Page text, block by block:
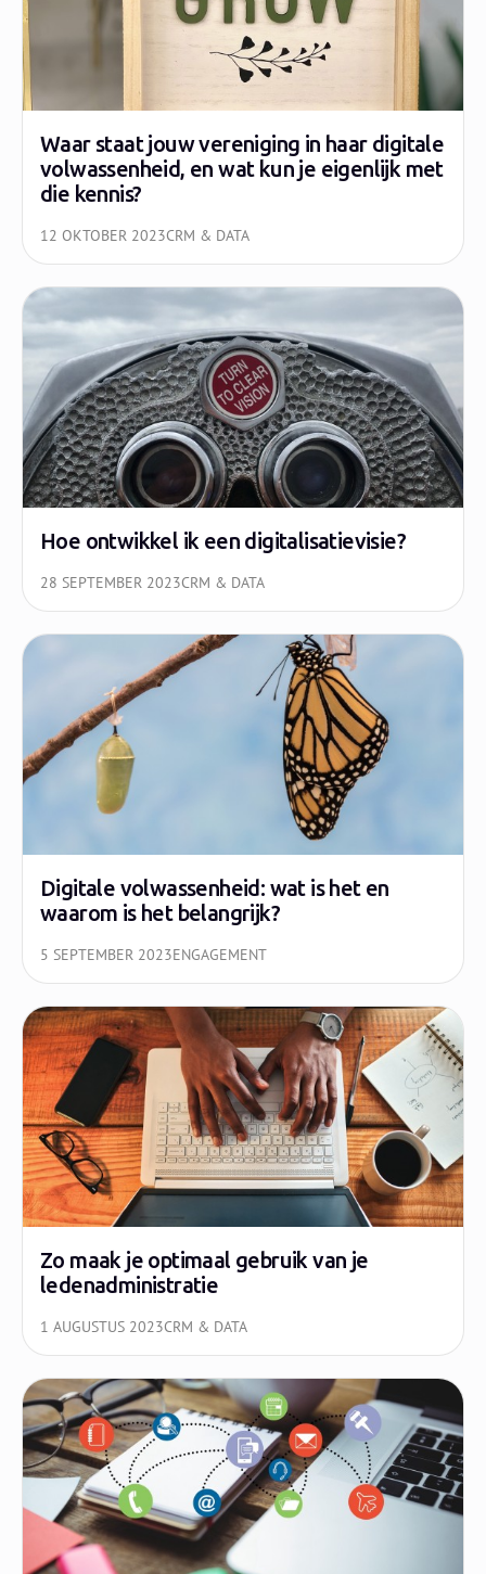
Waar staat jouw vereniging in haar digitale
volwassenheid, en wat kun je eigenlijk met
die kennis?
12 OKTOBER 2023CRM & DATA
Hoe ontwikkel ik een digitalisatievisie?
28 SEPTEMBER 2023CRM & DATA
Digitale volwassenheid: wat is het en
waarom is het belangrijk?
5 SEPTEMBER 2023ENGAGEMENT
Zo maak je optimaal gebruik van je
ledenadministratie
1 AUGUSTUS 2023CRM & DATA